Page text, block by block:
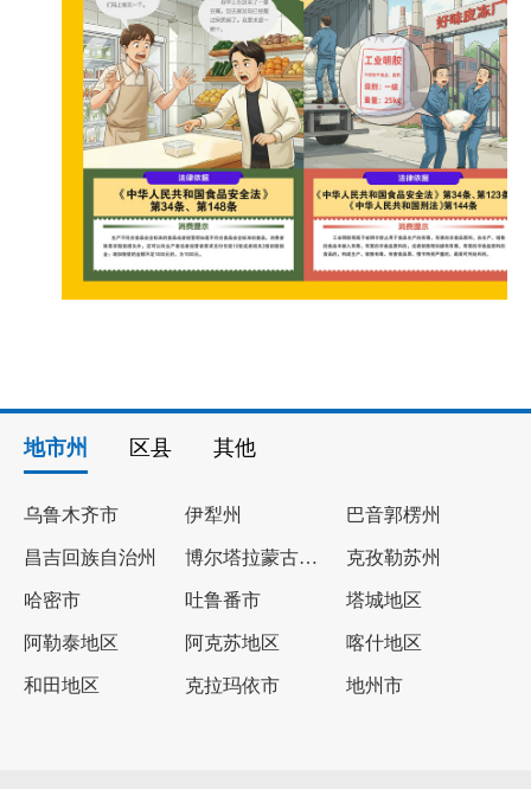
地市州 区县 其他
乌鲁木齐市 伊犁州 巴音郭楞州
昌吉回族自治州 博尔塔拉蒙古自治州 克孜勒苏州
哈密市 吐鲁番市 塔城地区
阿勒泰地区 阿克苏地区 喀什地区
和田地区 克拉玛依市 地州市